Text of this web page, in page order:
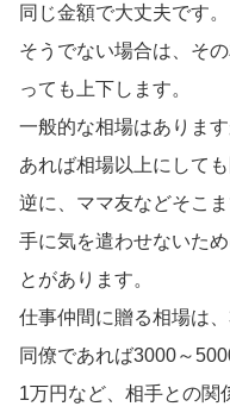
同じ金額で大丈夫です。
そうでない場合は、そ
っても上下します。
一般的な相場はありま
あれば相場以上にしても
逆に、ママ友などそこ
手に気を遣わせないた
とがあります。
仕事仲間に贈る相場は
同僚であれば3000～
1万円など、相手との関